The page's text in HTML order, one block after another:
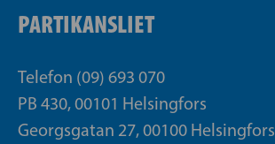
PARTIKANSLIET
Telefon (09) 693 070
PB 430, 00101 Helsingfors
Georgsgatan 27, 00100 Helsingfors